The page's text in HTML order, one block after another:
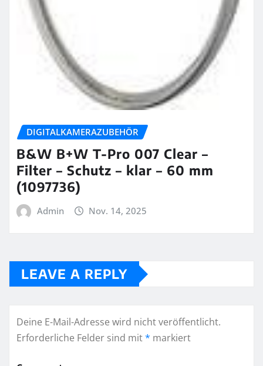
DIGITALKAMERAZUBEHÖR
B&W B+W T-Pro 007 Clear –
Filter – Schutz – klar – 60 mm
(1097736)
Admin Nov. 14, 2025
LEAVE A REPLY
Deine E-Mail-Adresse wird nicht veröffentlicht.
Erforderliche Felder sind mit* markiert